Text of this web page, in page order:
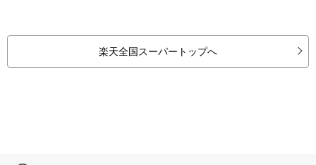
楽天全国スーパートップへ